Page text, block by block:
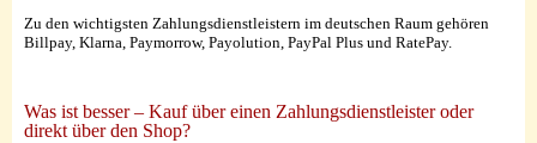
Zu den wichtigsten Zahlungsdienstleistern im deutschen Raum gehören
Billpay, Klarna, Paymorrow, Payolution, PayPal Plus und RatePay.
Was ist besser – Kauf über einen Zahlungsdienstleister oder
direkt über den Shop?